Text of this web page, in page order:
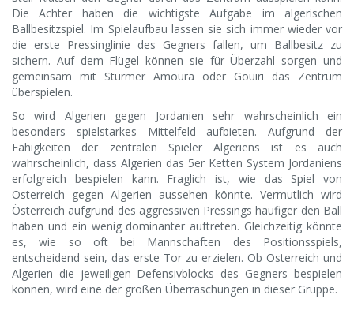
Die Achter haben die wichtigste Aufgabe im algerischen
Ballbesitzspiel. Im Spielaufbau lassen sie sich immer wieder vor
die erste Pressinglinie des Gegners fallen, um Ballbesitz zu
sichern. Auf dem Flügel können sie für Überzahl sorgen und
gemeinsam mit Stürmer Amoura oder Gouiri das Zentrum
überspielen.
So wird Algerien gegen Jordanien sehr wahrscheinlich ein
besonders spielstarkes Mittelfeld aufbieten. Aufgrund der
Fähigkeiten der zentralen Spieler Algeriens ist es auch
wahrscheinlich, dass Algerien das 5er Ketten System Jordaniens
erfolgreich bespielen kann. Fraglich ist, wie das Spiel von
Österreich gegen Algerien aussehen könnte. Vermutlich wird
Österreich aufgrund des aggressiven Pressings häufiger den Ball
haben und ein wenig dominanter auftreten. Gleichzeitig könnte
es, wie so oft bei Mannschaften des Positionsspiels,
entscheidend sein, das erste Tor zu erzielen. Ob Österreich und
Algerien die jeweiligen Defensivblocks des Gegners bespielen
können, wird eine der großen Überraschungen in dieser Gruppe.